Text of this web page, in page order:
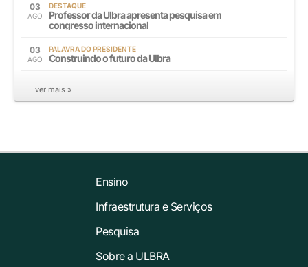
03
AGO
DESTAQUE
Professor da Ulbra apresenta pesquisa em
congresso internacional
03
AGO
PALAVRA DO PRESIDENTE
Construindo o futuro da Ulbra
ver mais »
Ensino
Infraestrutura e Serviços
Pesquisa
Sobre a ULBRA